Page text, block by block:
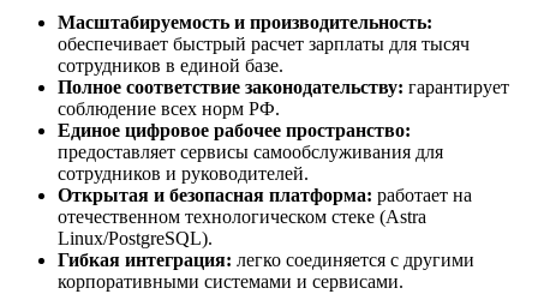
Масштабируемость и производительность:
обеспечивает быстрый расчет зарплаты для тысяч
сотрудников в единой базе.
Полное соответствие законодательству: гарантирует
соблюдение всех норм РФ.
Единое цифровое рабочее пространство:
предоставляет сервисы самообслуживания для
сотрудников и руководителей.
Открытая и безопасная платформа: работает на
отечественном технологическом стеке (Astra
Linux/PostgreSQL).
Гибкая интеграция: легко соединяется с другими
корпоративными системами и сервисами.